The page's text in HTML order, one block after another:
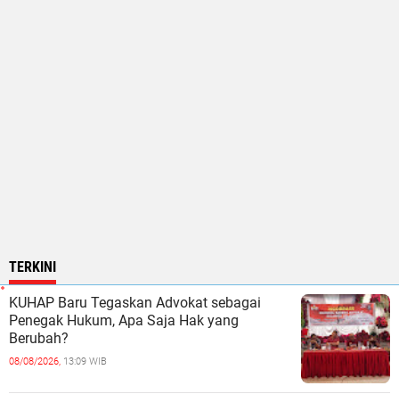
TERKINI
KUHAP Baru Tegaskan Advokat sebagai
Penegak Hukum, Apa Saja Hak yang
Berubah?
08/08/2026, 13:09 WIB